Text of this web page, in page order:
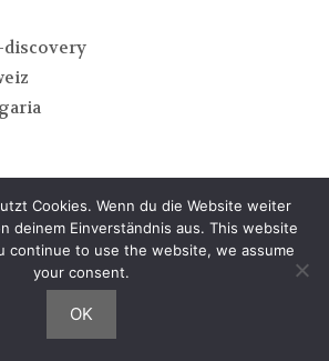
discovery
Alt, Moorland 12, 24558
E-Mail:
Cookies. Wenn du die Website weiter
deinem Einverständnis aus. This website
continue to use the website, we assume
your consent.
OK